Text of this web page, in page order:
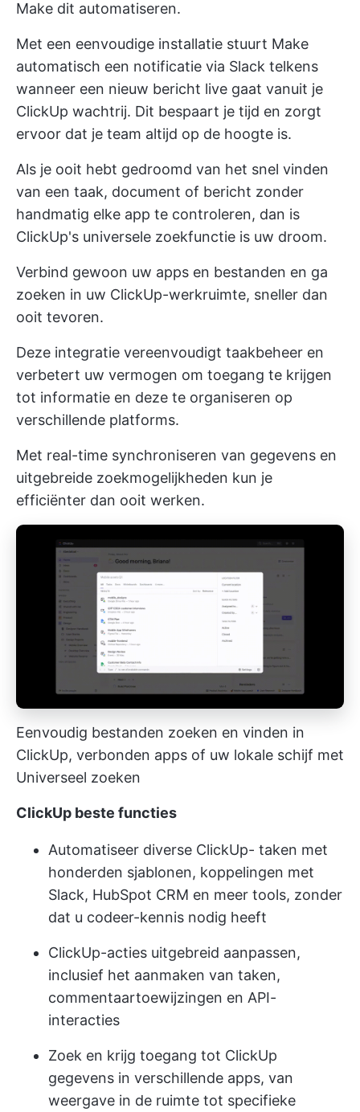
Make dit automatiseren.
Met een eenvoudige installatie stuurt Make
automatisch een notificatie via Slack telkens
wanneer een nieuw bericht live gaat vanuit je
ClickUp wachtrij. Dit bespaart je tijd en zorgt
ervoor dat je team altijd op de hoogte is.
Als je ooit hebt gedroomd van het snel vinden
van een taak, document of bericht zonder
handmatig elke app te controleren, dan is
ClickUp's universele zoekfunctie is uw droom.
Verbind gewoon uw apps en bestanden en ga
zoeken in uw ClickUp-werkruimte, sneller dan
ooit tevoren.
Deze integratie vereenvoudigt taakbeheer en
verbetert uw vermogen om toegang te krijgen
tot informatie en deze te organiseren op
verschillende platforms.
Met real-time synchroniseren van gegevens en
uitgebreide zoekmogelijkheden kun je
efficiënter dan ooit werken.
Eenvoudig bestanden zoeken en vinden in
ClickUp, verbonden apps of uw lokale schijf met
Universeel zoeken
ClickUp beste functies
Automatiseer diverse ClickUp- taken met
honderden sjablonen, koppelingen met
Slack, HubSpot CRM en meer tools, zonder
dat u codeer-kennis nodig heeft
ClickUp-acties uitgebreid aanpassen,
inclusief het aanmaken van taken,
commentaartoewijzingen en API-
interacties
Zoek en krijg toegang tot ClickUp
gegevens in verschillende apps, van
weergave in de ruimte tot specifieke